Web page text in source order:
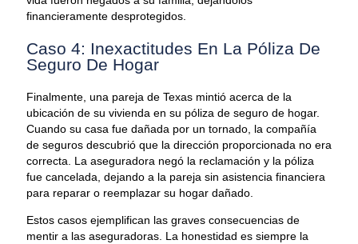
financieramente desprotegidos.
Caso 4: Inexactitudes En La Póliza De
Seguro De Hogar
Finalmente, una pareja de Texas mintió acerca de la
ubicación de su vivienda en su póliza de seguro de hogar.
Cuando su casa fue dañada por un tornado, la compañía
de seguros descubrió que la dirección proporcionada no era
correcta. La aseguradora negó la reclamación y la póliza
fue cancelada, dejando a la pareja sin asistencia financiera
para reparar o reemplazar su hogar dañado.
Estos casos ejemplifican las graves consecuencias de
mentir a las aseguradoras. La honestidad es siempre la